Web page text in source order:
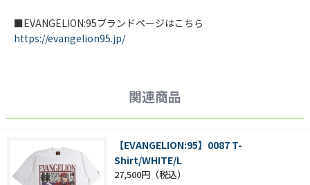
■EVANGELION:95ブランドページはこちら
https://evangelion95.jp/
関連商品
【EVANGELION:95】0087 T-
Shirt/WHITE/L
27,500円